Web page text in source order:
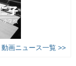
動画ニュース一覧 >>